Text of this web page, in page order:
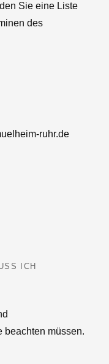
Sie eine Liste
des
ruhr.de
ICH
beachten müssen.